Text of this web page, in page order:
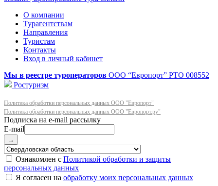
О компании
Турагентствам
Направления
Туристам
Контакты
Вход в личный кабинет
Мы в реестре туроператоров ООО “Европорт” РТО 008552
Ростуризм
Политика обработки персональных данных ООО "Европорт"
Политика обработки персональных данных ООО "Европорт.ру"
E-mail
→
Ознакомлен с Политикой обработки и защиты
персональных данных
Я согласен на обработку моих персональных данных